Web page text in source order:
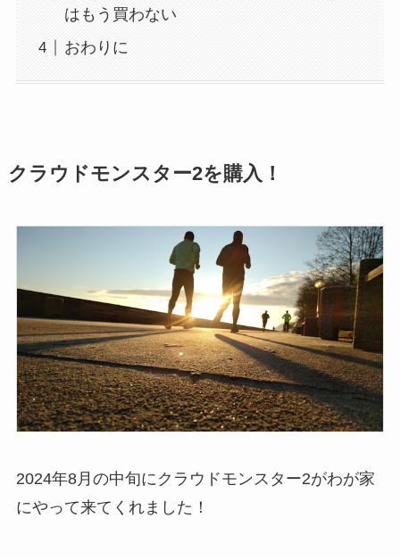
はもう買わない
おわりに
クラウドモンスター2を購入！
2024年8月の中旬にクラウドモンスター2がわが家
にやって来てくれました！